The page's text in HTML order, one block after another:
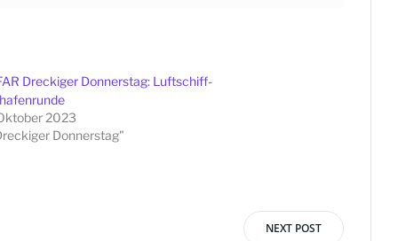
Dreckiger Donnerstag: Luftschiff-
2023
Donnerstag"
NEXT POST